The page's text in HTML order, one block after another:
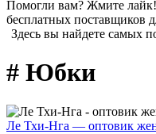
Помогли вам? Жмите
бесплатных поставщиков
Здесь вы найдете самых
# Юбки
Ле Тхи-Нга — оптовик